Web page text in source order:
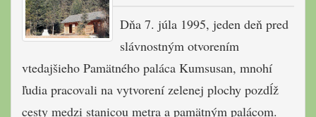
Dňa 7. júla 1995, jeden deň pred
slávnostným otvorením
vtedajšieho Pamätného paláca Kumsusan, mnohí
ľudia pracovali na vytvorení zelenej plochy pozdĺž
cesty medzi stanicou metra a pamätným palácom.